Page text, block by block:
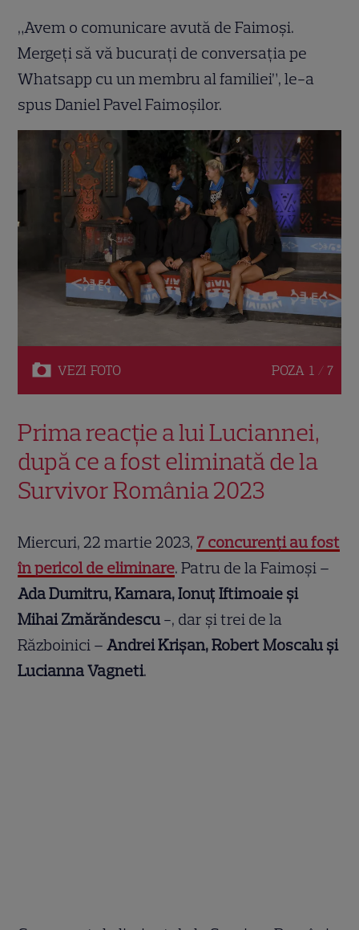
„Avem o comunicare avută de Faimoși.
Mergeți să vă bucurați de conversația pe
Whatsapp cu un membru al familiei”, le-a
spus Daniel Pavel Faimoșilor.
VEZI FOTO POZA 1 / 7
Prima reacție a lui Luciannei,
după ce a fost eliminată de la
Survivor România 2023
Miercuri, 22 martie 2023, 7 concurenți au fost
în pericol de eliminare. Patru de la Faimoși –
Ada Dumitru, Kamara, Ionuț Iftimoaie și
Mihai Zmărăndescu -, dar și trei de la
Războinici –Andrei Krișan, Robert Moscalu și
Lucianna Vagneti.